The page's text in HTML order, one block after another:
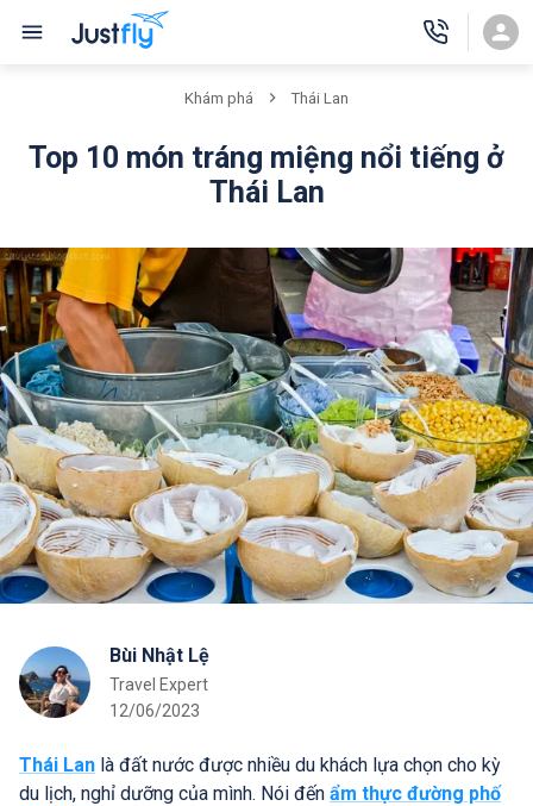
Khám phá Thái Lan
Top 10 món tráng miệng nổi tiếng ở
Thái Lan
Bùi Nhật Lệ
Travel Expert
12/06/2023
Thái Lan là đất nước được nhiều du khách lựa chọn cho kỳ
du lịch, nghỉ dưỡng của mình. Nói đến ẩm thực đường phố